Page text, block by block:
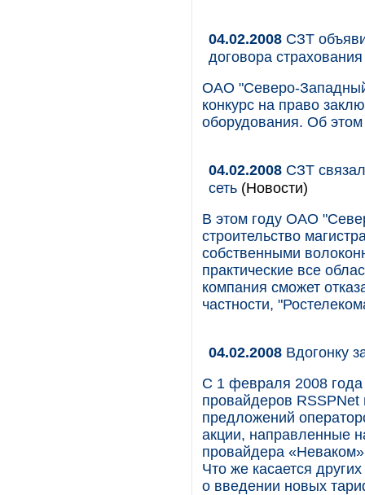
04.02.2008 СЗТ
договора
ОАО "Северо-
конкурс на право
оборудования. Об
04.02.2008 СЗТ
сеть (Новости)
В этом году ОАО
строительство
собственными
практические все
компания сможет
частности,
04.02.2008 Вдогонку
С 1 февраля 2008
провайдеров
предложений
акции, направленные
провайдера
Что же касается
о введении новых